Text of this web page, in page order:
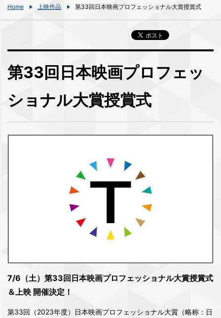
Home 上映作品 第33回日本映画プロフェッショナル大賞授賞式
第33回日本映画プロフェッ
ショナル大賞授賞式
7/6（土）第33回日本映画プロフェッショナル大賞授賞式
＆上映 開催決定！
第33回（2023年度）日本映画プロフェッショナル大賞（略称：日